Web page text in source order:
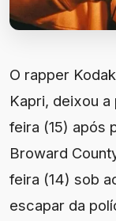
O rapper
Kapri, deixou
feira (15) após
Broward
feira (14) sob
escapar da